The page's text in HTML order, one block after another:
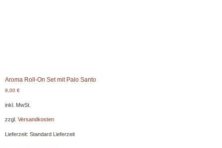
Aroma Roll-On Set mit Palo Santo
9,00 €
inkl. MwSt.
zzgl. Versandkosten
Lieferzeit: Standard Lieferzeit